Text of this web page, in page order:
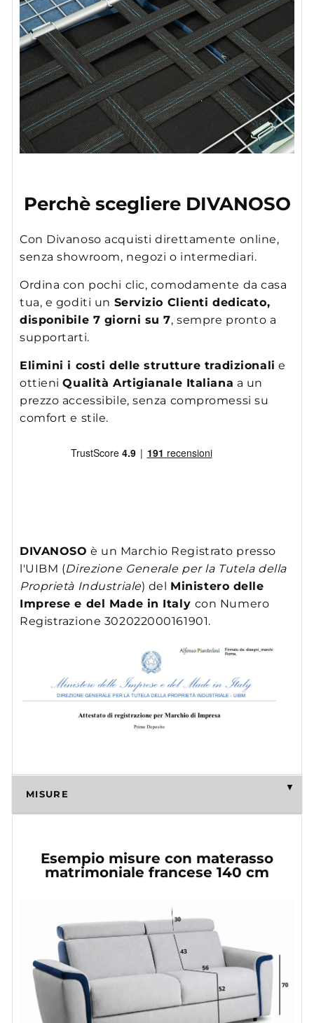
Perchè scegliere DIVANOSO
Con Divanoso acquisti direttamente online,
senza showroom, negozi o intermediari.
Ordina con pochi clic, comodamente da casa
tua, e goditi un Servizio Clienti dedicato,
disponibile 7 giorni su 7, sempre pronto a
supportarti.
Elimini i costi delle strutture tradizionali e
ottieniQualità Artigianale Italiana a un
prezzo accessibile, senza compromessi su
comfort e stile.
DIVANOSO è un Marchio Registrato presso
l'UIBM (Direzione Generale per la Tutela della
Proprietà Industriale) del
Ministero delle
Imprese e del Made in Italy con Numero
Registrazione 302022000161901.
MISURE
Esempio misure con materasso
matrimoniale francese 140 cm